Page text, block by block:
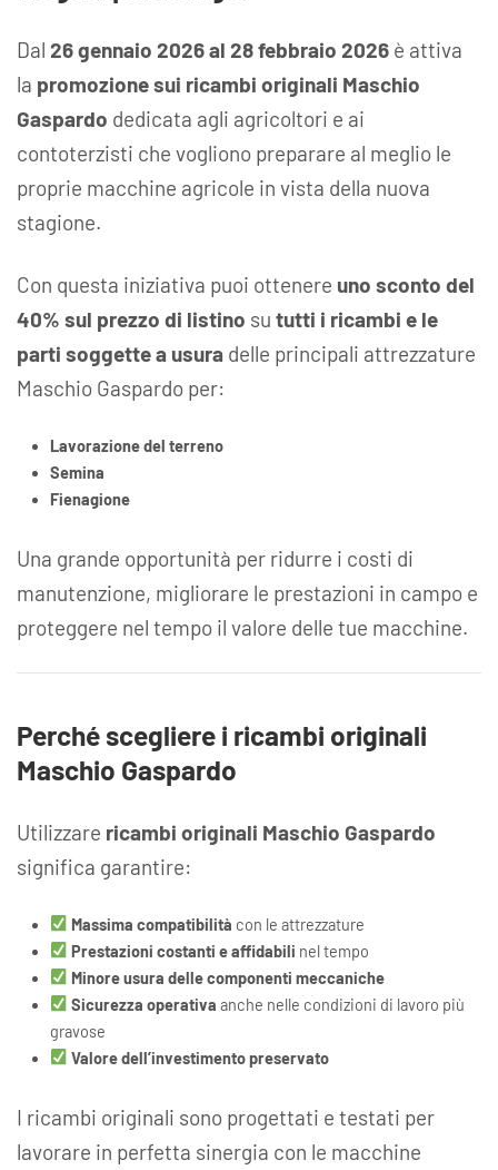
Dal 26 gennaio 2026 al 28 febbraio 2026 è attiva
la promozione sui ricambi originali Maschio
Gaspardo dedicata agli agricoltori e ai
contoterzisti che vogliono preparare al meglio le
proprie macchine agricole in vista della nuova
stagione.
Con questa iniziativa puoi ottenere uno sconto del
40% sul prezzo di listino su tutti i ricambi e le
parti soggette a usura delle principali attrezzature
Maschio Gaspardo per:
Lavorazione del terreno
Semina
Fienagione
Una grande opportunità per ridurre i costi di
manutenzione, migliorare le prestazioni in campo e
proteggere nel tempo il valore delle tue macchine.
Perché scegliere i ricambi originali
Maschio Gaspardo
Utilizzare ricambi originali Maschio Gaspardo
significa garantire:
Massima compatibilità con le attrezzature
Prestazioni costanti e affidabili nel tempo
Minore usura delle componenti meccaniche
Sicurezza operativa anche nelle condizioni di lavoro più
gravose
Valore dell’investimento preservato
I ricambi originali sono progettati e testati per
lavorare in perfetta sinergia con le macchine